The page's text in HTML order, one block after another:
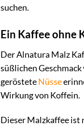
suchen.
Ein Kaffee ohne
Der Alnatura Malz
süßlichen
gerösteteNüsse
Wirkung von Koffein.
Dieser Malzkaffee ist